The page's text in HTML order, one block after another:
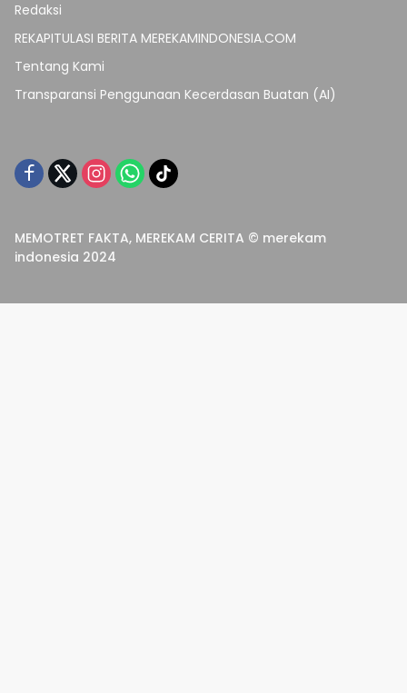
Redaksi
REKAPITULASI BERITA MEREKAMINDONESIA.COM
Tentang Kami
Transparansi Penggunaan Kecerdasan Buatan (AI)
MEMOTRET FAKTA, MEREKAM CERITA © merekam
indonesia 2024